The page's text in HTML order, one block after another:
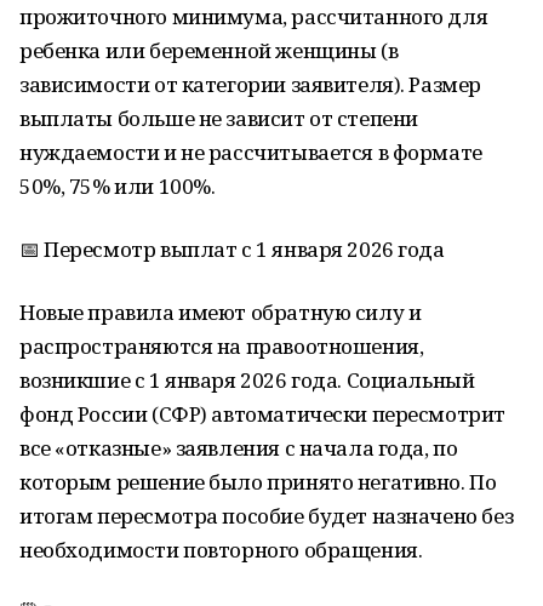
прожиточного минимума, рассчитанного для
ребенка или беременной женщины (в
зависимости от категории заявителя). Размер
выплаты больше не зависит от степени
нуждаемости и не рассчитывается в формате
50%, 75% или 100%.
📅 Пересмотр выплат с 1 января 2026 года
Новые правила имеют обратную силу и
распространяются на правоотношения,
возникшие с 1 января 2026 года. Социальный
фонд России (СФР) автоматически пересмотрит
все «отказные» заявления с начала года, по
которым решение было принято негативно. По
итогам пересмотра пособие будет назначено без
необходимости повторного обращения.